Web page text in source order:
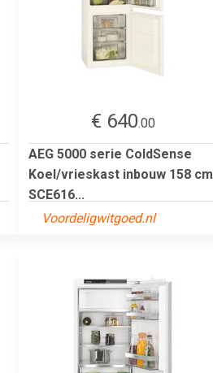
€ 640.00
AEG 5000 serie ColdSense
Koel/vrieskast inbouw 158 cm
SCE616...
Voordeligwitgoed.nl